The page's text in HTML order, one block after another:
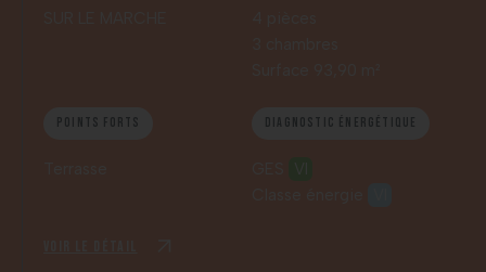
Points forts Diagnostic énergétique